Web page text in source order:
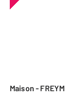
Maison -